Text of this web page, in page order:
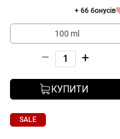
+ 66 бонусів
100 ml
– +
КУПИТИ
SALE